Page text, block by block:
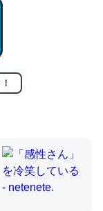
2023/03/27
回収されないけ
ればするほど分